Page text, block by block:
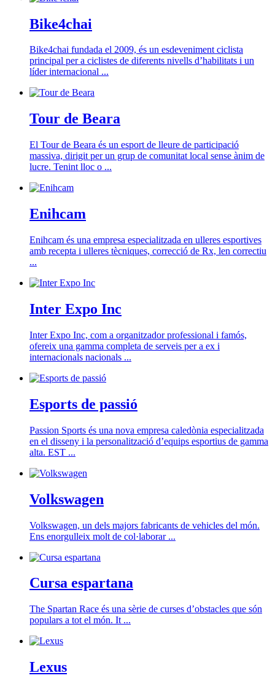
Bike4chai
Bike4chai fundada el 2009, és un esdeveniment ciclista
principal per a ciclistes de diferents nivells d’habilitats i un
líder internacional ...
Tour de Beara
El Tour de Beara és un esport de lleure de participació
massiva, dirigit per un grup de comunitat local sense ànim de
lucre. Tenint lloc o ...
Enihcam
Enihcam és una empresa especialitzada en ulleres esportives
amb recepta i ulleres tècniques, correcció de Rx, len correctiu
...
Inter Expo Inc
Inter Expo Inc, com a organitzador professional i famós,
ofereix una gamma completa de serveis per a ex i
internacionals nacionals ...
Esports de passió
Passion Sports és una nova empresa caledònia especialitzada
en el disseny i la personalització d’equips esportius de gamma
alta. EST ...
Volkswagen
Volkswagen, un dels majors fabricants de vehicles del món.
Ens enorgulleix molt de col·laborar ...
Cursa espartana
The Spartan Race és una sèrie de curses d’obstacles que són
populars a tot el món. It ...
Lexus